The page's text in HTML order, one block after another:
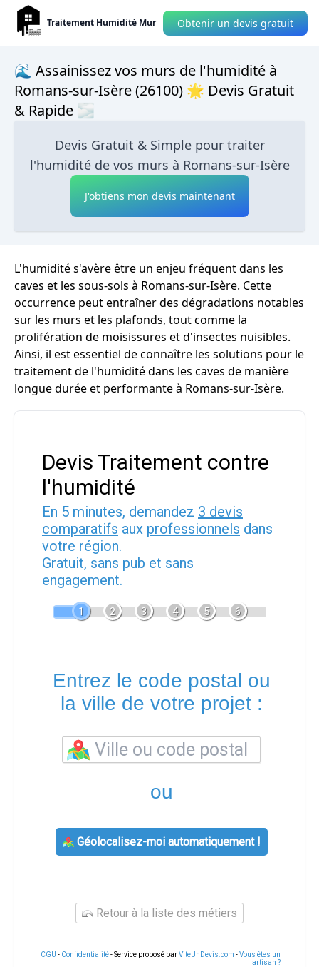
Traitement Humidité Mur Obtenir un devis gratuit
🌊 Assainissez vos murs de l'humidité à
Romans-sur-Isère (26100) 🌟 Devis Gratuit
& Rapide 🌫
Devis Gratuit & Simple pour traiter
l'humidité de vos murs à Romans-sur-Isère
J'obtiens mon devis maintenant
L'humidité s'avère être un enjeu fréquent dans les
caves et les sous-sols à Romans-sur-Isère. Cette
occurrence peut entraîner des dégradations notables
sur les murs et les plafonds, tout comme la
prolifération de moisissures et d'insectes nuisibles.
Ainsi, il est essentiel de connaître les solutions pour le
traitement de l'humidité dans les caves de manière
longue durée et performante à Romans-sur-Isère.
Devis Traitement contre
l'humidité
En 5 minutes, demandez 3 devis
comparatifs aux professionnels dans
votre région.
Gratuit, sans pub et sans
engagement.
1 2 3 4 5 6
Entrez le code postal ou
la ville de votre projet :
ou
Géolocalisez-moi automatiquement !
Retour à la liste des métiers
CGU - Confidentialité- Service proposé parViteUnDevis.com -Vous êtes un
artisan ?